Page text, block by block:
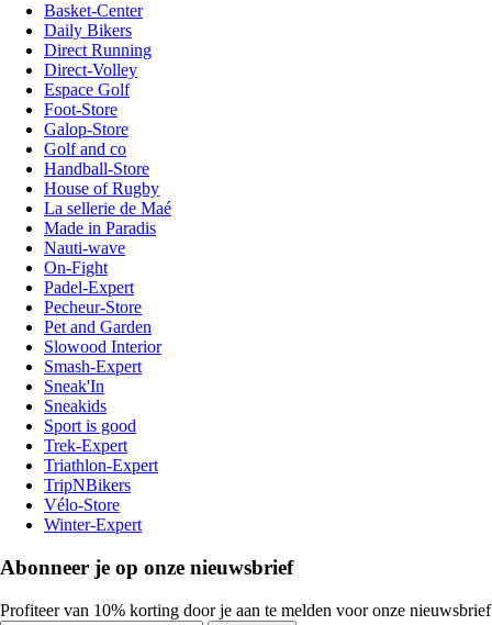
Basket-Center
Daily Bikers
Direct Running
Direct-Volley
Espace Golf
Foot-Store
Galop-Store
Golf and co
Handball-Store
House of Rugby
La sellerie de Maé
Made in Paradis
Nauti-wave
On-Fight
Padel-Expert
Pecheur-Store
Pet and Garden
Slowood Interior
Smash-Expert
Sneak'In
Sneakids
Sport is good
Trek-Expert
Triathlon-Expert
TripNBikers
Vélo-Store
Winter-Expert
Abonneer je op onze nieuwsbrief
Profiteer van 10% korting door je aan te melden voor onze nieuwsbrief